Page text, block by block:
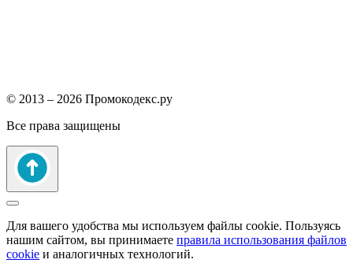
© 2013 – 2026 Промокодекс.ру
Все права защищены
Для вашего удобства мы используем файлы cookie. Пользуясь
нашим сайтом, вы принимаете правила использования файлов
cookie и аналогичных технологий.